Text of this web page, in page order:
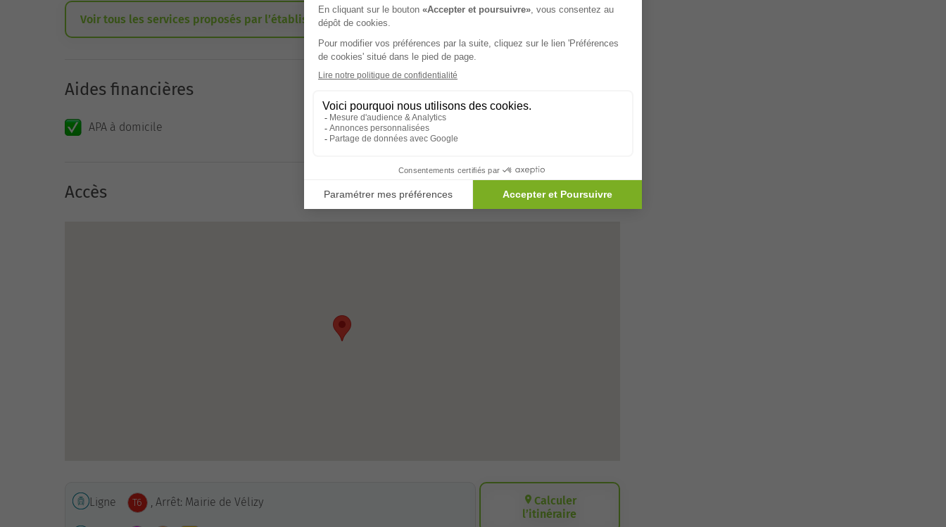
Voir tous les services proposés par l’établissement
Aides financières
APA à domicile
Accès
Ligne T6 , Arrêt: Mairie de Vélizy
Calculer
l’itinéraire